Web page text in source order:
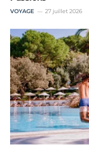
VOYAGE 27 juillet 2026